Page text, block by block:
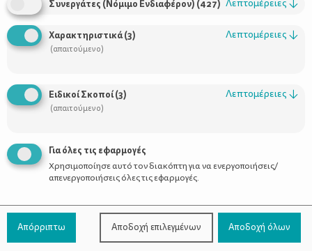
στα παιδιά
Συνεργάτες (Νόμιμο Ενδιαφέρον) (427) Λεπτομέρειες ↓
Χαρακτηριστικά(3)
(απαιτούμενο)
Λεπτομέρειες ↓
Ειδικοί Σκοποί(3)
(απαιτούμενο)
Λεπτομέρειες ↓
Για όλες τις εφαρμογές
Χρησιμοποίησε αυτό τον διακόπτη για να ενεργοποιήσεις/
απενεργοποιήσεις όλες τις εφαρμογές.
Απόρριπτω Αποδοχή επιλεγμένων Αποδοχή όλων